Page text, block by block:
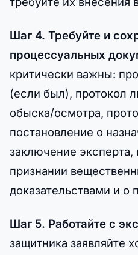
Шаг 4. Требуйте и
процессуальных
критически важны:
(если был), протокол
обыска/осмотра,
постановление о
заключение эксперта,
признании
доказательствами и о
Шаг 5. Работайте с
защитника заявляйте